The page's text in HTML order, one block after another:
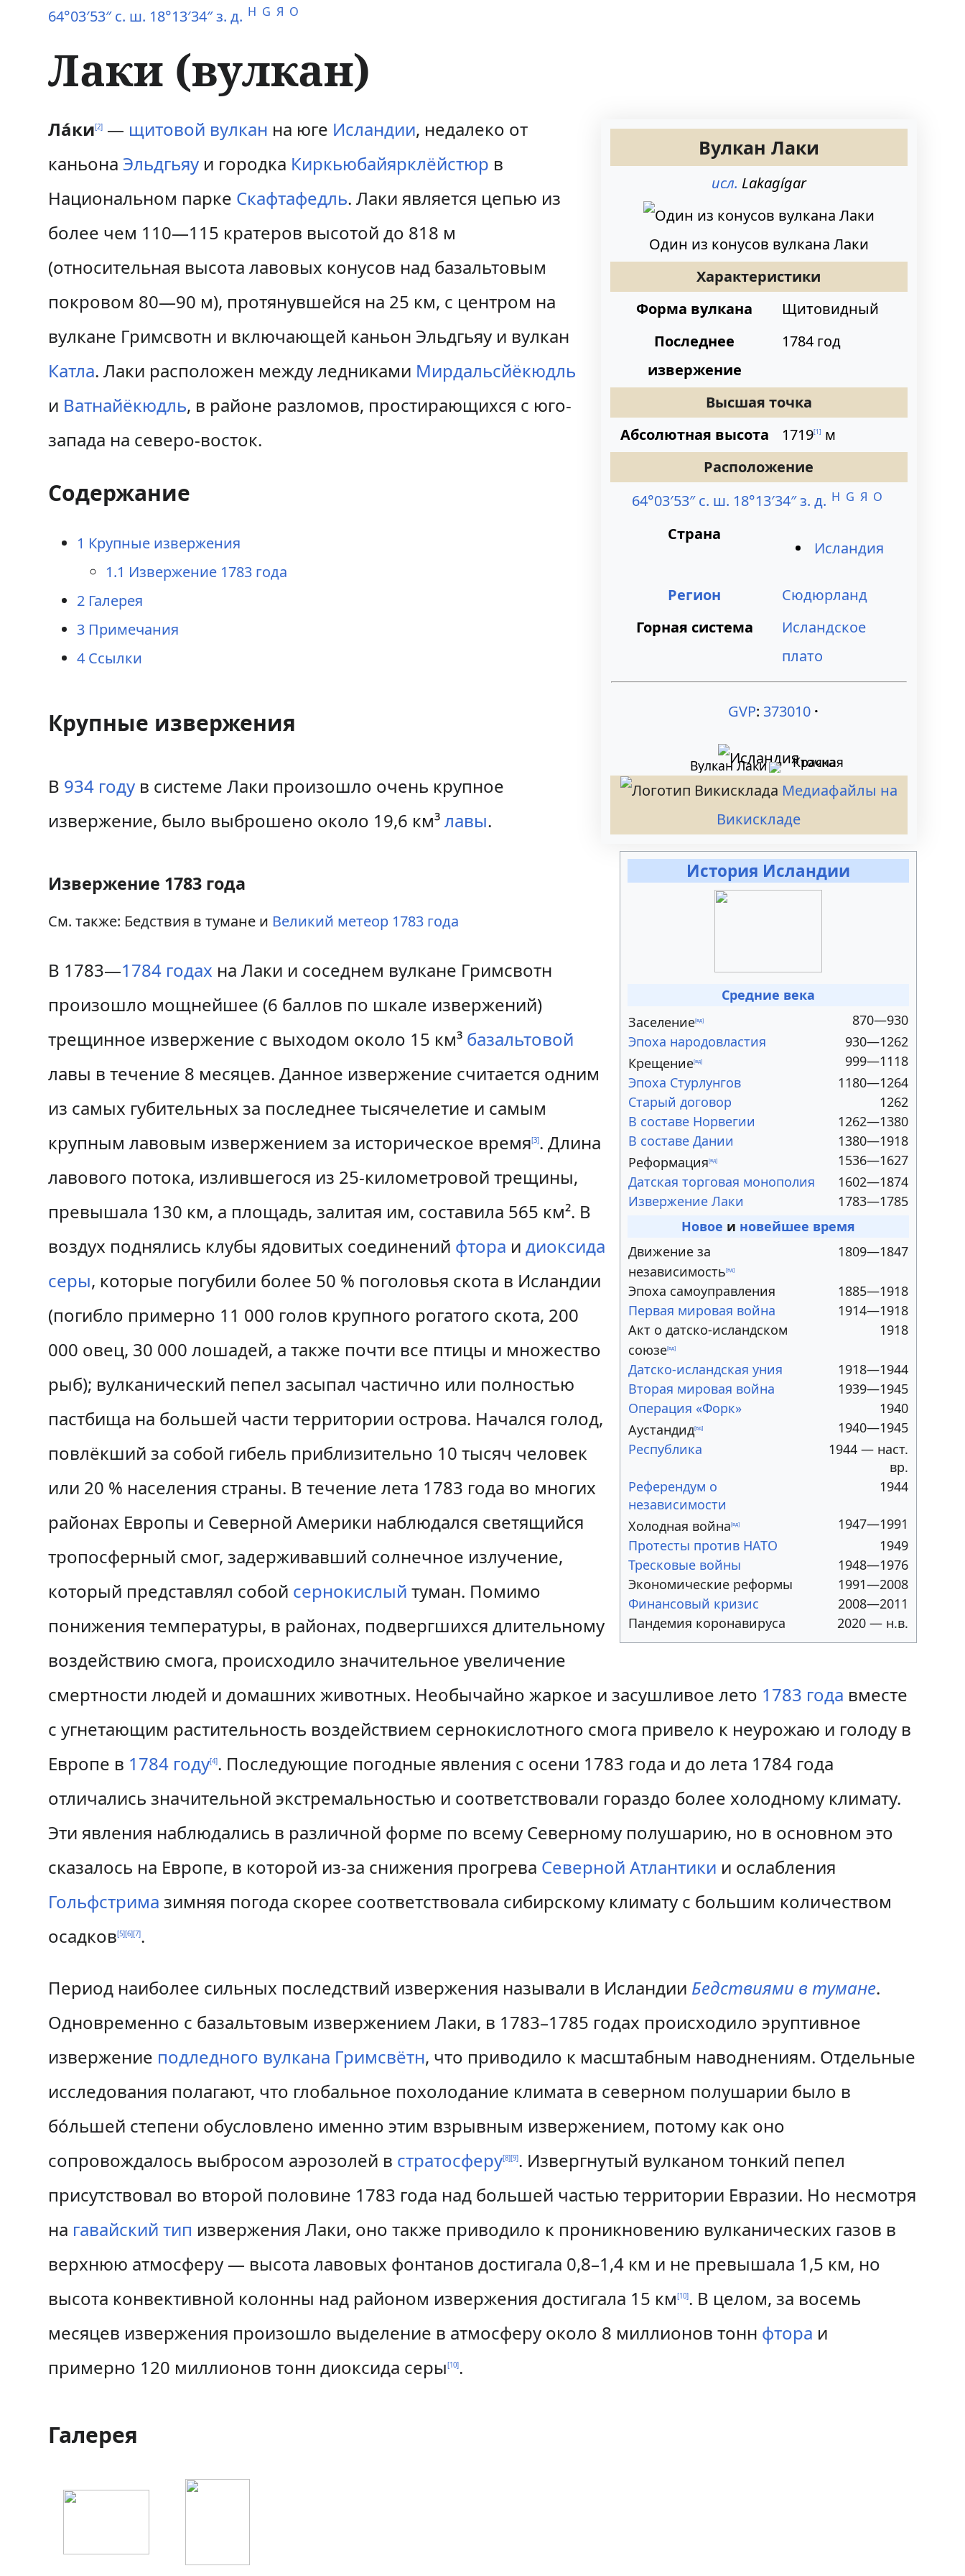
64°03′53″ с. ш. 18°13′34″ з. д. H G Я O
Лаки (вулкан)
П
е
й
т
и
а
в
и
а
П
е
й
т
и
о
и
с
у
Вулкан Лаки
исл. Lakagígar
Один из конусов вулкана Лаки
Характеристики
Форма вулкана
Щитовидный
Последнее
извержение
1784 год
Высшая точка
Абсолютная высота
1719[1]
м
Расположение
64°03′53″ с. ш. 18°13′34″ з. д. H G Я O
Страна
Исландия
Регион
Сюдюрланд
Горная система
Исландское
плато
GVP: 373010
Вулкан Лаки
Медиафайлы на
Викискладе
История Исландии
Средние века
Заселение[вд]
870—930
Эпоха народовластия
930—1262
Крещение[вд]
999—1118
Эпоха Стурлунгов
1180—1264
Старый договор
1262
В составе Норвегии
1262—1380
В составе Дании
1380—1918
Реформация[вд]
1536—1627
Датская торговая монополия
1602—1874
Извержение Лаки
1783—1785
Новое и новейшее время
Движение за
независимость[вд]
1809—1847
Эпоха самоуправления
1885—1918
Первая мировая война
1914—1918
Акт о датско-исландском
союзе[вд]
1918
Датско-исландская уния
1918—1944
Вторая мировая война
1939—1945
Операция «Форк»
1940
Аустандид[вд]
1940—1945
Республика
1944 — наст.
вр.
Референдум о
независимости
1944
Холодная война[вд]
1947—1991
Протесты против НАТО
1949
Тресковые войны
1948—1976
Экономические реформы
1991—2008
Финансовый кризис
2008—2011
Пандемия коронавируса
2020 — н.в.
Ла́ки[2] — щитовой вулкан на юге Исландии, недалеко от
каньонаЭльдгьяу и городка Киркьюбайярклёйстюр в
Национальном парке Скафтафедль. Лаки является цепью из
более чем 110—115 кратеров высотой до 818 м
(относительная высота лавовых конусов над базальтовым
покровом 80—90 м), протянувшейся на 25 км, с центром на
вулкане Гримсвотн и включающей каньон Эльдгьяу и вулкан
Катла. Лаки расположен между ледниками Мирдальсйёкюдль
и Ватнайёкюдль, в районе разломов, простирающихся с юго-
запада на северо-восток.
Содержание
1 Крупные извержения
1.1 Извержение 1783 года
2 Галерея
3 Примечания
4 Ссылки
Крупные извержения
В 934 году в системе Лаки произошло очень крупное
извержение, было выброшено около 19,6 км³лавы.
Извержение 1783 года
См. также: Бедствия в тумане и Великий метеор 1783 года
В 1783—1784 годах на Лаки и соседнем вулкане Гримсвотн
произошло мощнейшее (6 баллов по шкале извержений)
трещинное извержение с выходом около 15 км³ базальтовой
лавы в течение 8 месяцев. Данное извержение считается одним
из самых губительных за последнее тысячелетие и самым
крупным лавовым извержением за историческое время[3]. Длина
лавового потока, излившегося из 25-километровой трещины,
превышала 130 км, а площадь, залитая им, составила 565 км². В
воздух поднялись клубы ядовитых соединений фтора идиоксида
серы, которые погубили более 50 % поголовья скота в Исландии
(погибло примерно 11 000 голов крупного рогатого скота, 200
000 овец, 30 000 лошадей, а также почти все птицы и множество
рыб); вулканический пепел засыпал частично или полностью
пастбища на большей части территории острова. Начался голод,
повлёкший за собой гибель приблизительно 10 тысяч человек
или 20 % населения страны. В течение лета 1783 года во многих
районах Европы и Северной Америки наблюдался светящийся
тропосферный смог, задерживавший солнечное излучение,
который представлял собой сернокислый туман. Помимо
понижения температуры, в районах, подвергшихся длительному
воздействию смога, происходило значительное увеличение
смертности людей и домашних животных. Необычайно жаркое и засушливое лето 1783 года вместе
с угнетающим растительность воздействием сернокислотного смога привело к неурожаю и голоду в
Европе в 1784 году[4]. Последующие погодные явления с осени 1783 года и до лета 1784 года
отличались значительной экстремальностью и соответствовали гораздо более холодному климату.
Эти явления наблюдались в различной форме по всему Северному полушарию, но в основном это
сказалось на Европе, в которой из-за снижения прогрева Северной Атлантики и ослабления
Гольфстрима зимняя погода скорее соответствовала сибирскому климату с большим количеством
осадков[5][6][7].
Период наиболее сильных последствий извержения называли в Исландии Бедствиями в тумане.
Одновременно с базальтовым извержением Лаки, в 1783–1785 годах происходило эруптивное
извержение подледного вулкана Гримсвётн, что приводило к масштабным наводнениям. Отдельные
исследования полагают, что глобальное похолодание климата в северном полушарии было в
бóльшей степени обусловлено именно этим взрывным извержением, потому как оно
сопровождалось выбросом аэрозолей в стратосферу[8][9]. Извергнутый вулканом тонкий пепел
присутствовал во второй половине 1783 года над большей частью территории Евразии. Но несмотря
на гавайский тип извержения Лаки, оно также приводило к проникновению вулканических газов в
верхнюю атмосферу — высота лавовых фонтанов достигала 0,8–1,4 км и не превышала 1,5 км, но
высота конвективной колонны над районом извержения достигала 15 км[10]. В целом, за восемь
месяцев извержения произошло выделение в атмосферу около 8 миллионов тонн фтора и
примерно 120 миллионов тонн диоксида серы[10].
Галерея